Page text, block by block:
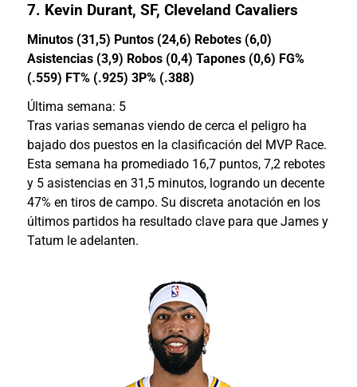
7. Kevin Durant, SF, Cleveland Cavaliers
Minutos (31,5) Puntos (24,6) Rebotes (6,0)
Asistencias (3,9) Robos (0,4) Tapones (0,6) FG%
(.559) FT% (.925) 3P% (.388)
Última semana: 5
Tras varias semanas viendo de cerca el peligro ha
bajado dos puestos en la clasificación del MVP Race.
Esta semana ha promediado 16,7 puntos, 7,2 rebotes
y 5 asistencias en 31,5 minutos, logrando un decente
47% en tiros de campo. Su discreta anotación en los
últimos partidos ha resultado clave para que James y
Tatum le adelanten.